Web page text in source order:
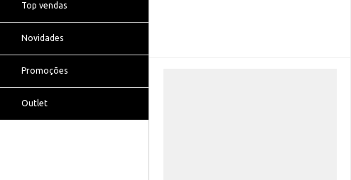
Top vendas
Novidades
Promoções
Outlet